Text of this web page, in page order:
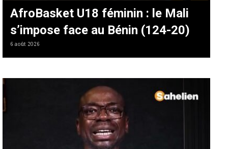
AfroBasket U18 féminin : le Mali
s’impose face au Bénin (124-20)
6 août 2026